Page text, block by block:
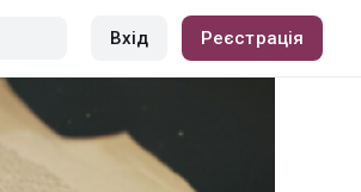
Вхід Реєстрація